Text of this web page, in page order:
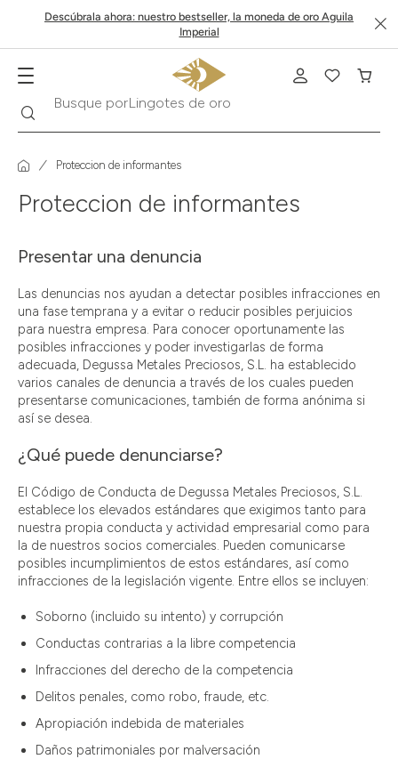
Descúbrala ahora: nuestro bestseller, la moneda de oro Aguila
Imperial
Busque por
Lingotes de oro
Proteccion de informantes
Proteccion de informantes
Presentar una denuncia
Las denuncias nos ayudan a detectar posibles infracciones en
una fase temprana y a evitar o reducir posibles perjuicios
para nuestra empresa. Para conocer oportunamente las
posibles infracciones y poder investigarlas de forma
adecuada, Degussa Metales Preciosos, S.L. ha establecido
varios canales de denuncia a través de los cuales pueden
presentarse comunicaciones, también de forma anónima si
así se desea.
¿Qué puede denunciarse?
El Código de Conducta de Degussa Metales Preciosos, S.L.
establece los elevados estándares que exigimos tanto para
nuestra propia conducta y actividad empresarial como para
la de nuestros socios comerciales. Pueden comunicarse
posibles incumplimientos de estos estándares, así como
infracciones de la legislación vigente. Entre ellos se incluyen:
Soborno (incluido su intento) y corrupción
Conductas contrarias a la libre competencia
Infracciones del derecho de la competencia
Delitos penales, como robo, fraude, etc.
Apropiación indebida de materiales
Daños patrimoniales por malversación